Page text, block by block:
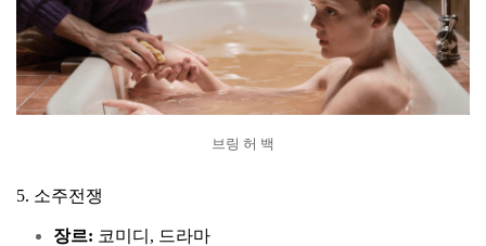
브링 허 백
5. 소주전쟁
장르: 코미디, 드라마